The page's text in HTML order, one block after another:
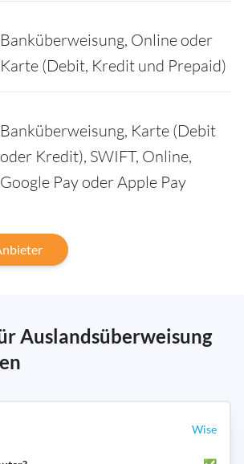
Banküberweisung, Online oder
Karte (Debit, Kredit und Prepaid)
Banküberweisung, Karte (Debit
oder Kredit), SWIFT, Online,
Google Pay oder Apple Pay
Auslandsüberweisung
Wise